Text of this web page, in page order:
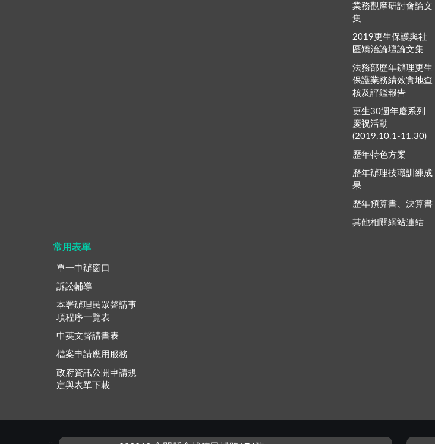
業務觀摩研討會論文
集
2019更生保護與社
區矯治論壇論文集
法務部歷年辦理更生
保護業務績效實地查
核及評鑑報告
更生30週年慶系列
慶祝活動
(2019.10.1-11.30)
歷年特色方案
歷年辦理技職訓練成
果
歷年預算書、決算書
其他相關網站連結
常用表單
單一申辦窗口
訴訟輔導
本署辦理民眾聲請事
項程序一覽表
中英文聲請書表
檔案申請應用服務
政府資訊公開申請規
定與表單下載